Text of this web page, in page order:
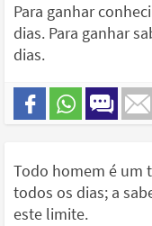
Para ganhar
dias. Para ganhar
dias.
Todo homem é um
todos os dias; a
este limite.